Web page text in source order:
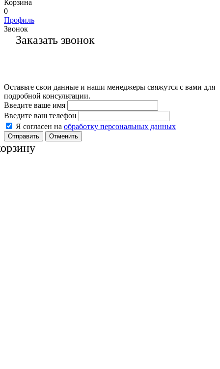
Корзина
0
Профиль
Звонок
Заказать звонок
Оставьте свои данные и наши менеджеры свяжутся с вами для
подробной консультации.
Введите ваше имя
Введите ваш телефон
Я согласен на обработку персональных данных
Отменить